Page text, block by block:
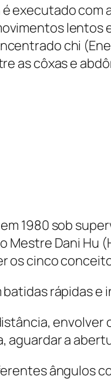
executado com
chi
as côxas e
1980 sob
Mestre Dani Hu
os cinco
rápidas
aguardar a
ângulos